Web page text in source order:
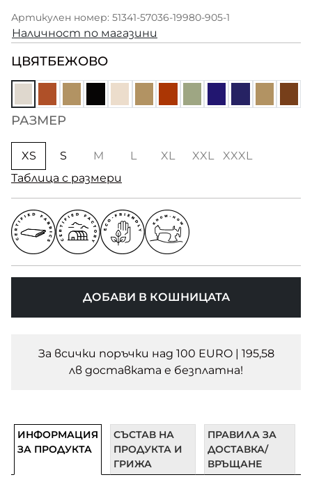
Артикулен номер: 51341-57036-19980-905-1
Наличност по магазини
ЦВЯТБЕЖОВО
РАЗМЕР
XS S M L XL XXL
XXXL
Таблица с размери
ДОБАВИ В КОШНИЦАТА
За всички поръчки над 100 EURO | 195,58
лв доставката e безплатна!
ИНФОРМАЦИЯ
ЗА ПРОДУКТА
СЪСТАВ НА
ПРОДУКТА И
ГРИЖА
ПРАВИЛА ЗА
ДОСТАВКА/
ВРЪЩАНЕ